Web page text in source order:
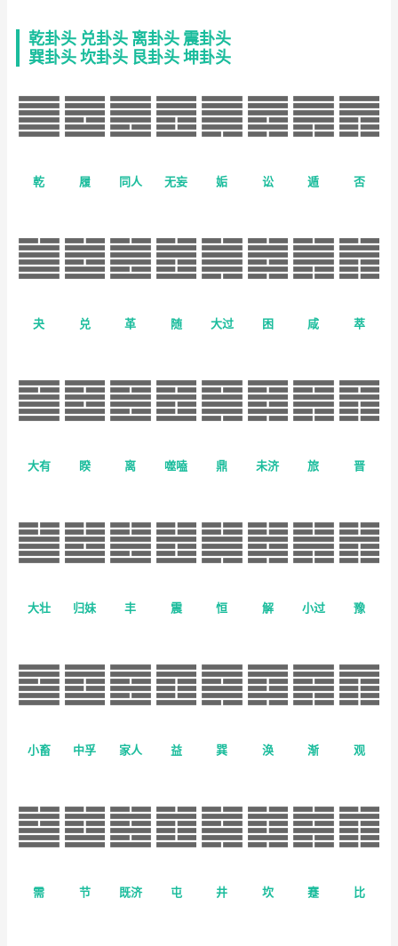
乾卦头 兑卦头 离卦头 震卦头
巽卦头坎卦头 艮卦头坤卦头
乾 履 同人 无妄 姤 讼 遁 否
夬 兑 革 随 大过 困 咸 萃
大有 睽 离 噬嗑 鼎 未济 旅 晋
大壮 归妹 丰 震 恒 解 小过 豫
小畜 中孚 家人 益 巽 涣 渐 观
需 节 既济 屯 井 坎 蹇 比